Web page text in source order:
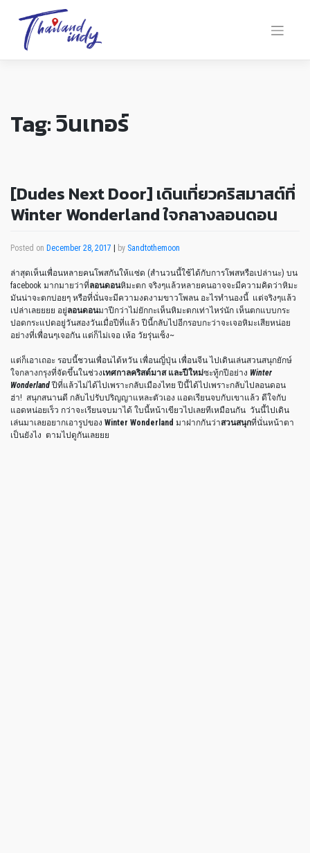
Tag:วินเทอร์
[Dudes Next Door] เดินเที่ยวคริสมาสต์ที่
Winter Wonderland ใจกลางลอนดอน
Posted on December 28, 2017 | by Sandtothemoon
ล่าสุดเห็นเพื่อนหลายคนโพสกันให้แซ่ด (สำนวนนี้ใช้ได้กับการโพสหรือเปล่านะ) บน
facebook มากมายว่าที่ลอนดอนหิมะตก จริงๆแล้วหลายคนอาจจะมีความคิดว่าหิมะ
มันน่าจะตกบ่อยๆ หรือที่นั่นจะมีความงดงามขาวโพลน อะไรทำนองนี้ แต่จริงๆแล้ว
เปล่าเลยยยย อยู่ลอนดอนมาปีกว่าไม่ยักกะเห็นหิมะตกเท่าไหร่นัก เห็นตกแบบกระ
ปอดกระแปดอยู่วันสองวันเมื่อปีที่แล้ว ปีนี้กลับไปอีกรอบกะว่าจะเจอหิมะเสียหน่อย
อย่างที่เพื่อนๆเจอกัน แต่ก็ไม่เจอ เห้อ วัยรุ่นเซ็ง~
แต่ก็เอาเถอะ รอบนี้ชวนเพื่อนไต้หวัน เพื่อนญี่ปุ่น เพื่อนจีน ไปเดินเล่นสวนสนุกยักษ์
ใจกลางกรุงที่จัดขึ้นในช่วงเทศกาลคริสต์มาส และปีใหม่ซะทู้กปีอย่าง Winter
Wonderlandปีที่แล้วไม่ได้ไปเพราะกลับเมืองไทย ปีนี้ได้ไปเพราะกลับไปลอนดอน
ฮ่า! สนุกสนานดี กลับไปรับปริญญาแหละตัวเอง แอดเรียนจบกับเขาแล้ว ดีใจกับ
แอดหน่อยเร็ว กว่าจะเรียนจบมาได้ ใบนี้หน้าเขียวไปเลยทีเหมือนกัน วันนี้ไปเดิน
เล่นมาเลยอยากเอารูปของ Winter Wonderland มาฝากกันว่าสวนสนุกที่นั่นหน้าตา
เป็นยังไง ตามไปดูกันเลยยย